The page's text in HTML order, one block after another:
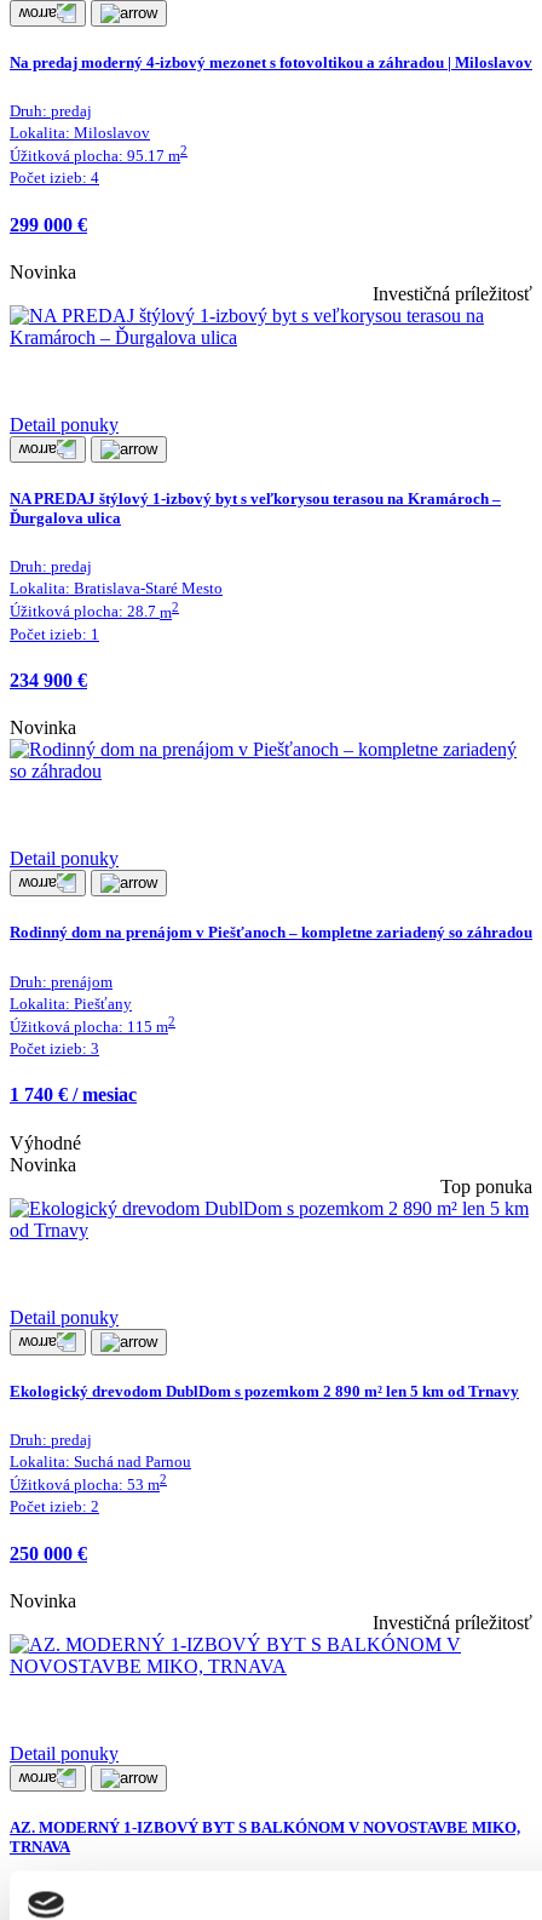
Na predaj moderný 4-izbový mezonet s fotovoltikou a záhradou | Miloslavov
Druh: predaj
Lokalita: Miloslavov
Úžitková plocha: 95.17 m2
Počet izieb: 4
299 000 €
Novinka
Investičná príležitosť
Detail ponuky
NA PREDAJ štýlový 1-izbový byt s veľkorysou terasou na Kramároch –
Ďurgalova ulica
Druh: predaj
Lokalita: Bratislava-Staré Mesto
Úžitková plocha: 28.7 m2
Počet izieb: 1
234 900 €
Novinka
Detail ponuky
Rodinný dom na prenájom v Piešťanoch – kompletne zariadený so záhradou
Druh: prenájom
Lokalita: Piešťany
Úžitková plocha: 115 m2
Počet izieb: 3
1 740 € / mesiac
Výhodné
Novinka
Top ponuka
Detail ponuky
Ekologický drevodom DublDom s pozemkom 2 890 m² len 5 km od Trnavy
Druh: predaj
Lokalita: Suchá nad Parnou
Úžitková plocha: 53 m2
Počet izieb: 2
250 000 €
Novinka
Investičná príležitosť
Detail ponuky
AZ. MODERNÝ 1-IZBOVÝ BYT S BALKÓNOM V NOVOSTAVBE MIKO,
TRNAVA
Druh:predaj